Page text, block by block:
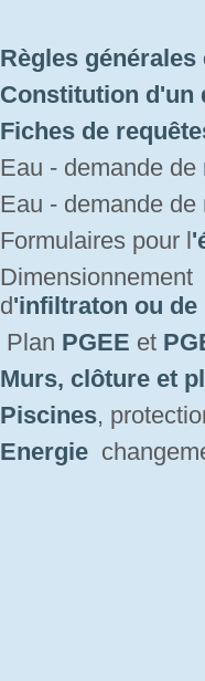
Règles
Constitution d'un
Fiches de
Eau - demande de
Eau - demande
Formulaires pour l
d'infiltraton ou de
Plan PGEE et
Murs, clôture et
Piscines,
Energie